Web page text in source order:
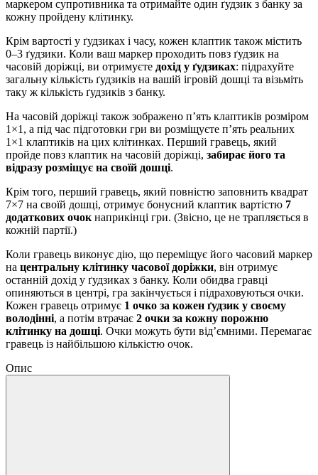
маркером супротивника та отримайте один ґудзик з банку за
кожну пройдену клітинку.
Крім вартості у ґудзиках і часу, кожен клаптик також містить
0–3 ґудзики. Коли ваш маркер проходить повз ґудзик на
часовій доріжці, ви отримуєте дохід у ґудзиках: підрахуйте
загальну кількість ґудзиків на вашій ігровій дошці та візьміть
таку ж кількість ґудзиків з банку.
На часовій доріжці також зображено п’ять клаптиків розміром
1×1, а під час підготовки гри ви розміщуєте п’ять реальних
1×1 клаптиків на цих клітинках. Перший гравець, який
пройде повз клаптик на часовій доріжці, забирає його та
відразу розміщує на своїй дошці.
Крім того, перший гравець, який повністю заповнить квадрат
7×7 на своїй дошці, отримує бонусний клаптик вартістю 7
додаткових очок наприкінці гри. (Звісно, це не трапляється в
кожній партії.)
Коли гравець виконує дію, що переміщує його часовий маркер
на центральну клітинку часової доріжки, він отримує
останній дохід у ґудзиках з банку. Коли обидва гравці
опиняються в центрі, гра закінчується і підраховуються очки.
Кожен гравець отримує 1 очко за кожен ґудзик у своєму
володінні, а потім втрачає 2 очки за кожну порожню
клітинку на дошці. Очки можуть бути від’ємними. Перемагає
гравець із найбільшою кількістю очок.
Опис